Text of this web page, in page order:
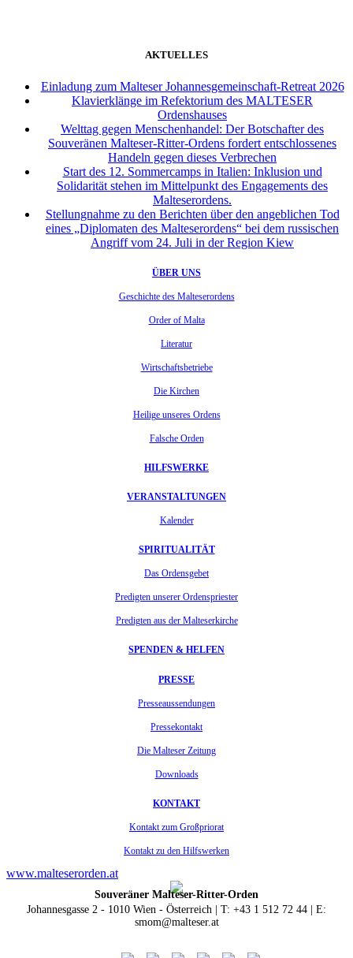
AKTUELLES
Einladung zum Malteser Johannesgemeinschaft-Retreat 2026
Klavierklänge im Refektorium des MALTESER
Ordenshauses
Welttag gegen Menschenhandel: Der Botschafter des
Souveränen Malteser-Ritter-Ordens fordert entschlossenes
Handeln gegen dieses Verbrechen
Start des 12. Sommercamps in Italien: Inklusion und
Solidarität stehen im Mittelpunkt des Engagements des
Malteserordens.
Stellungnahme zu den Berichten über den angeblichen Tod
eines „Diplomaten des Malteserordens“ bei dem russischen
Angriff vom 24. Juli in der Region Kiew
ÜBER UNS
Geschichte des Malteserordens
Order of Malta
Literatur
Wirtschaftsbetriebe
Die Kirchen
Heilige unseres Ordens
Falsche Orden
HILFSWERKE
VERANSTALTUNGEN
Kalender
SPIRITUALITÄT
Das Ordensgebet
Predigten unserer Ordenspriester
Predigten aus der Malteserkirche
SPENDEN & HELFEN
PRESSE
Presseaussendungen
Pressekontakt
Die Malteser Zeitung
Downloads
KONTAKT
Kontakt zum Großpriorat
Kontakt zu den Hilfswerken
www.malteserorden.at
Souveräner Malteser-Ritter-Orden
Johannesgasse 2 - 1010 Wien - Österreich | T: +43 1 512 72 44 | E:
smom@malteser.at